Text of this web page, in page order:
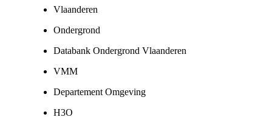
Vlaanderen
Ondergrond
Databank Ondergrond Vlaanderen
VMM
Departement Omgeving
H3O